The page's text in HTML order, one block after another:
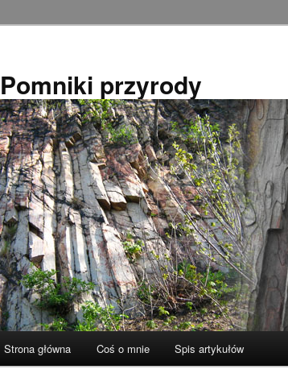
Pomniki przyrody
Strona główna Coś o mnie Spis artykułów